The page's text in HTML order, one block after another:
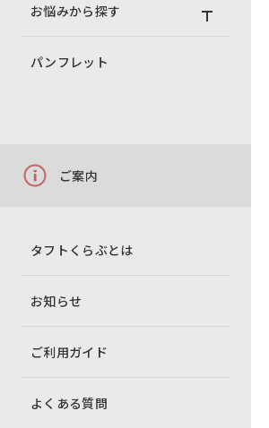
お悩みから探す
パンフレット
ご案内
タフトくらぶとは
お知らせ
ご利用ガイド
よくある質問